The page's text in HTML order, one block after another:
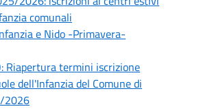
comunali
e Nido -Primavera-
Riapertura termini iscrizione
dell'Infanzia del Comune di
2026